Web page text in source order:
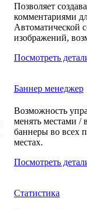
Позволяет
комментариями
Автоматической
изображений,
Посмотреть
Баннер менеджер
Возможность
менять местами /
баннеры во всех
местах.
Посмотреть
Статистика